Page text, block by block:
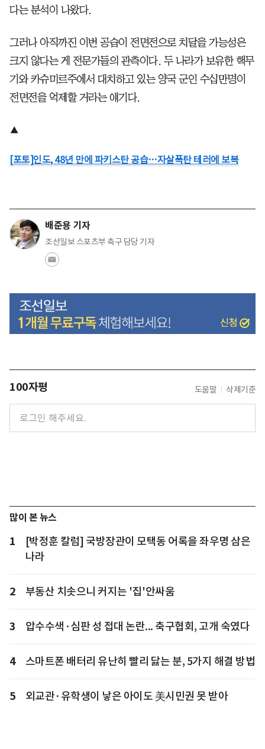
다는 분석이 나왔다.
그러나 아직까진 이번 공습이 전면전으로 치달을 가능성은
크지 않다는 게 전문가들의 관측이다. 두 나라가 보유한 핵무
기와 카슈미르주에서 대치하고 있는 양국 군인 수십만명이
전면전을 억제할 거라는 얘기다.
▲
[포토]인도, 48년 만에 파키스탄 공습…자살폭탄 테러에 보복
배준용 기자
조선일보 스포츠부 축구 담당 기자
100자평 도움말 삭제기준
많이 본 뉴스
1
[박정훈 칼럼] 국방장관이 모택동 어록을 좌우명 삼은
나라
2 부동산 치솟으니 커지는 '집'안싸움
3 압수수색·심판 성 접대 논란... 축구협회, 고개 숙였다
4 스마트폰 배터리 유난히 빨리 닳는 분, 5가지 해결 방법
5 외교관·유학생이 낳은 아이도 美시민권 못 받아